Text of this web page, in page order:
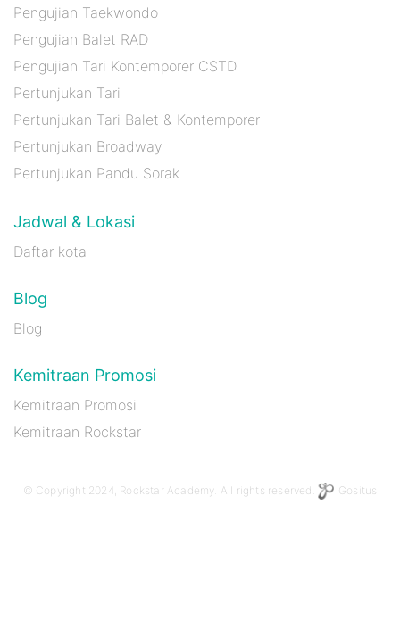
Pengujian Taekwondo
Pengujian Balet RAD
Pengujian Tari Kontemporer CSTD
Pertunjukan Tari
Pertunjukan Tari Balet & Kontemporer
Pertunjukan Broadway
Pertunjukan Pandu Sorak
Jadwal & Lokasi
Daftar kota
Blog
Blog
Kemitraan Promosi
Kemitraan Promosi
Kemitraan Rockstar
© Copyright 2024, Rockstar Academy. All rights reserved. Gositus